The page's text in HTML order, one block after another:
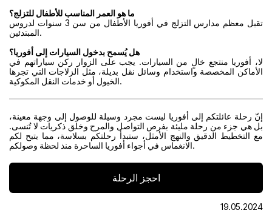
ما هو العمر المناسب للأطفال للتزلج؟
تقبل معظم مدارس التزلج في أفوريا الأطفال من سن 3 سنوات لدروس
المبتدئين.
هل يُسمح بدخول السيارات إلى أفوريا؟
لا، أفوريا منتجع خالٍ من السيارات. يجب على الزوار ركن سياراتهم في
الأماكن المخصصة واستخدام وسائل نقل بديلة، مثل الزلاجات التي تجرها
الخيول أو خدمات النقل المكوكية.
إنّ رحلة عائلتكم إلى أفوريا ليست مجرد وسيلة للوصول إلى وجهة معينة،
بل هي جزء من رحلة مليئة بفرص التواصل والمرح وخلق ذكريات لا تُنسى.
مع التخطيط الدقيق والنهج الأمثل، ستبدأ رحلتكم بسلاسة، مما يتيح لكم
الانغماس في أجواء أفوريا الساحرة منذ لحظة وصولكم.
احجز الرحلة
19.05.2024